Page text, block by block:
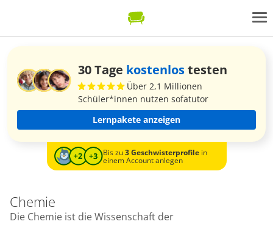
30 Tage kostenlostesten
Über 2,1 Millionen
Schüler*innen nutzen sofatutor
Lernpakete anzeigen
Bis zu3 Geschwisterprofilein
einem Account anlegen
Chemie
Die Chemie ist die Wissenschaft der